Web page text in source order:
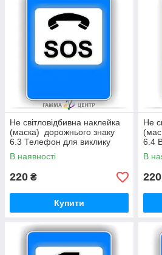
Не світловідбивна наклейка
(маска) дорожнього знаку
6.3 Телефон для виклику
аварійної служби
В наявності
220 ₴
Купити
Не
6.4
В
220